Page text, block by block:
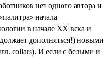
нет одного автора и
начала
в начале XX века и
дополняться!) новыми
collars). И если с белыми и